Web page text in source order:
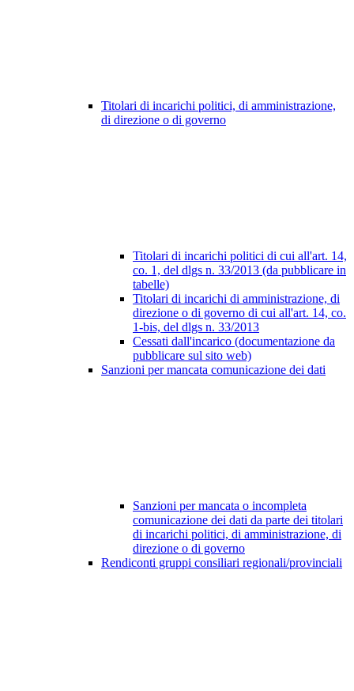
Titolari di incarichi politici, di amministrazione,
di direzione o di governo
Titolari di incarichi politici di cui all'art. 14,
co. 1, del dlgs n. 33/2013 (da pubblicare in
tabelle)
Titolari di incarichi di amministrazione, di
direzione o di governo di cui all'art. 14, co.
1-bis, del dlgs n. 33/2013
Cessati dall'incarico (documentazione da
pubblicare sul sito web)
Sanzioni per mancata comunicazione dei dati
Sanzioni per mancata o incompleta
comunicazione dei dati da parte dei titolari
di incarichi politici, di amministrazione, di
direzione o di governo
Rendiconti gruppi consiliari regionali/provinciali